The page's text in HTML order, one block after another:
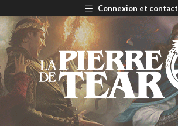
au
contenu
Connexion et contact